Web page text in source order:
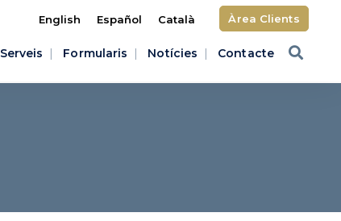
English Español Català Àrea Clients
Serveis Formularis Notícies Contacte